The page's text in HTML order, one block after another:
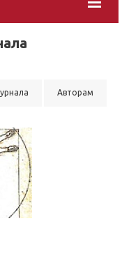
Авторам